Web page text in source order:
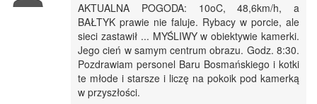
AKTUALNA POGODA: 10oC, 48,6km/h, a
BAŁTYK prawie nie faluje. Rybacy w porcie, ale
sieci zastawił ... MYŚLIWY w obiektywie kamerki.
Jego cień w samym centrum obrazu. Godz. 8:30.
Pozdrawiam personel Baru Bosmańskiego i kotki
te młode i starsze i liczę na pokoik pod kamerką
w przyszłości.